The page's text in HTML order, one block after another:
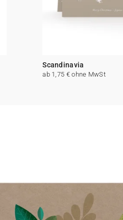
Scandinavia
ab 1,75 € ohne MwSt